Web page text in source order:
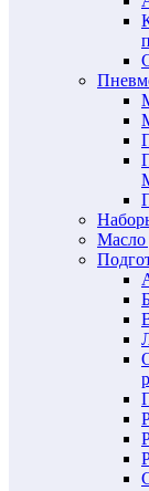
Масло